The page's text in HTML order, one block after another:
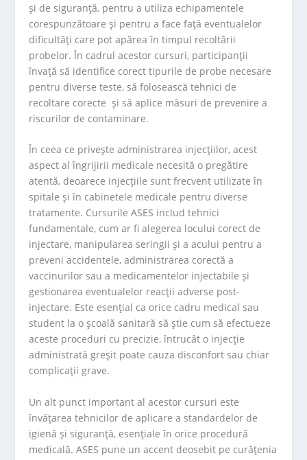
și de siguranță, pentru a utiliza echipamentele
corespunzătoare și pentru a face față eventualelor
dificultăți care pot apărea în timpul recoltării
probelor. În cadrul acestor cursuri, participanții
învață să identifice corect tipurile de probe necesare
pentru diverse teste, să folosească tehnici de
recoltare corecte și să aplice măsuri de prevenire a
riscurilor de contaminare.
În ceea ce privește administrarea injecțiilor, acest
aspect al îngrijirii medicale necesită o pregătire
atentă, deoarece injecțiile sunt frecvent utilizate în
spitale și în cabinetele medicale pentru diverse
tratamente. Cursurile ASES includ tehnici
fundamentale, cum ar fi alegerea locului corect de
injectare, manipularea seringii și a acului pentru a
preveni accidentele, administrarea corectă a
vaccinurilor sau a medicamentelor injectabile și
gestionarea eventualelor reacții adverse post-
injectare. Este esențial ca orice cadru medical sau
student la o școală sanitară să știe cum să efectueze
aceste proceduri cu precizie, întrucât o injecție
administrată greșit poate cauza disconfort sau chiar
complicații grave.
Un alt punct important al acestor cursuri este
învățarea tehnicilor de aplicare a standardelor de
igienă și siguranță, esențiale în orice procedură
medicală. ASES pune un accent deosebit pe curățenia